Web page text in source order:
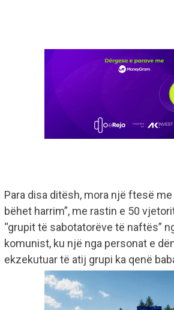
Para disa ditësh, mora një ftesë
bëhet harrim”, me rastin e 50
“grupit të sabotatorëve të naftës”
komunist, ku një nga personat e
ekzekutuar të atij grupi ka qenë